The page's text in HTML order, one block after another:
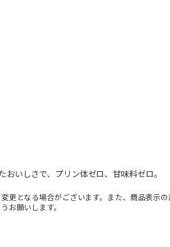
いしさで、プリン体ゼロ、甘味料ゼロ。
となる場合がございます。また、商品表示
お願いします。